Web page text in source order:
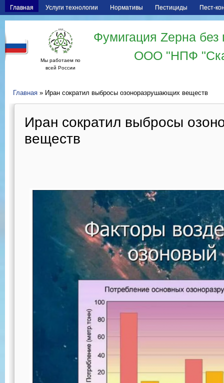
Главная Услуги технологии Нормативы Пестициды Пест-
Мы работаем по
всей России
Фумигация Zерна
ООО "НПФ
Главная » Иран сократил выбросы озоноразрушающих веществ
Иран сократил выбросы
веществ